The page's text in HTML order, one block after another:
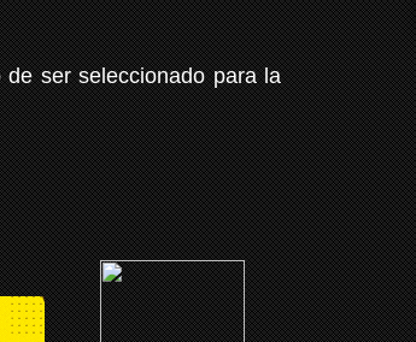
ser seleccionado para la